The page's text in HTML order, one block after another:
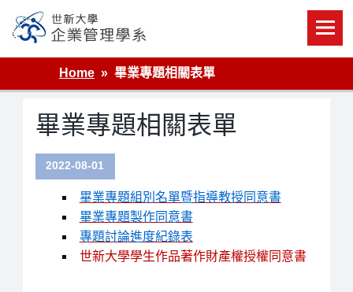
content
世新大學企業管理學系
Home
畢業專題相關表單
畢業專題相關表單
2022-08-01
畢業專題組別名單暨指導教授同意書
畢業專題製作同意書
專題討論進度紀錄表
世新大學學生作品著作財產權授權同意書